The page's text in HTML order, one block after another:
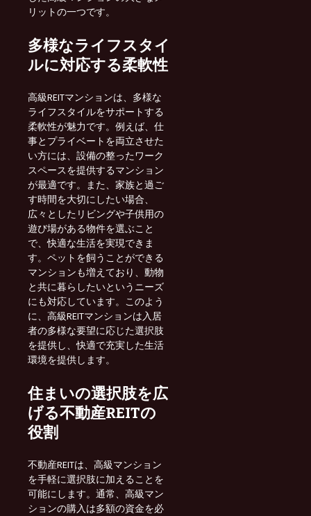
リットの一つです。
多様なライフスタイ
ルに対応する柔軟性
高級REITマンションは、多様な
ライフスタイルをサポートする
柔軟性が魅力です。例えば、仕
事とプライベートを両立させた
い方には、設備の整ったワーク
スペースを提供するマンション
が最適です。また、家族と過ご
す時間を大切にしたい場合、
広々としたリビングや子供用の
遊び場がある物件を選ぶこと
で、快適な生活を実現できま
す。ペットを飼うことができる
マンションも増えており、動物
と共に暮らしたいというニーズ
にも対応しています。このよう
に、高級REITマンションは入居
者の多様な要望に応じた選択肢
を提供し、快適で充実した生活
環境を提供します。
住まいの選択肢を広
げる不動産REITの
役割
不動産REITは、高級マンション
を手軽に選択肢に加えることを
可能にします。通常、高級マン
ションの購入は多額の資金を必